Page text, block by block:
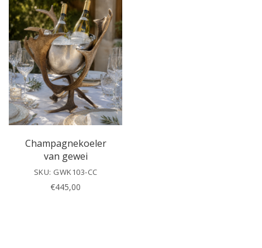
a
v
e
t
h
i
s
f
i
e
l
m
Champagnekoeler
van gewei
SKU: GWK103-CC
€445,00